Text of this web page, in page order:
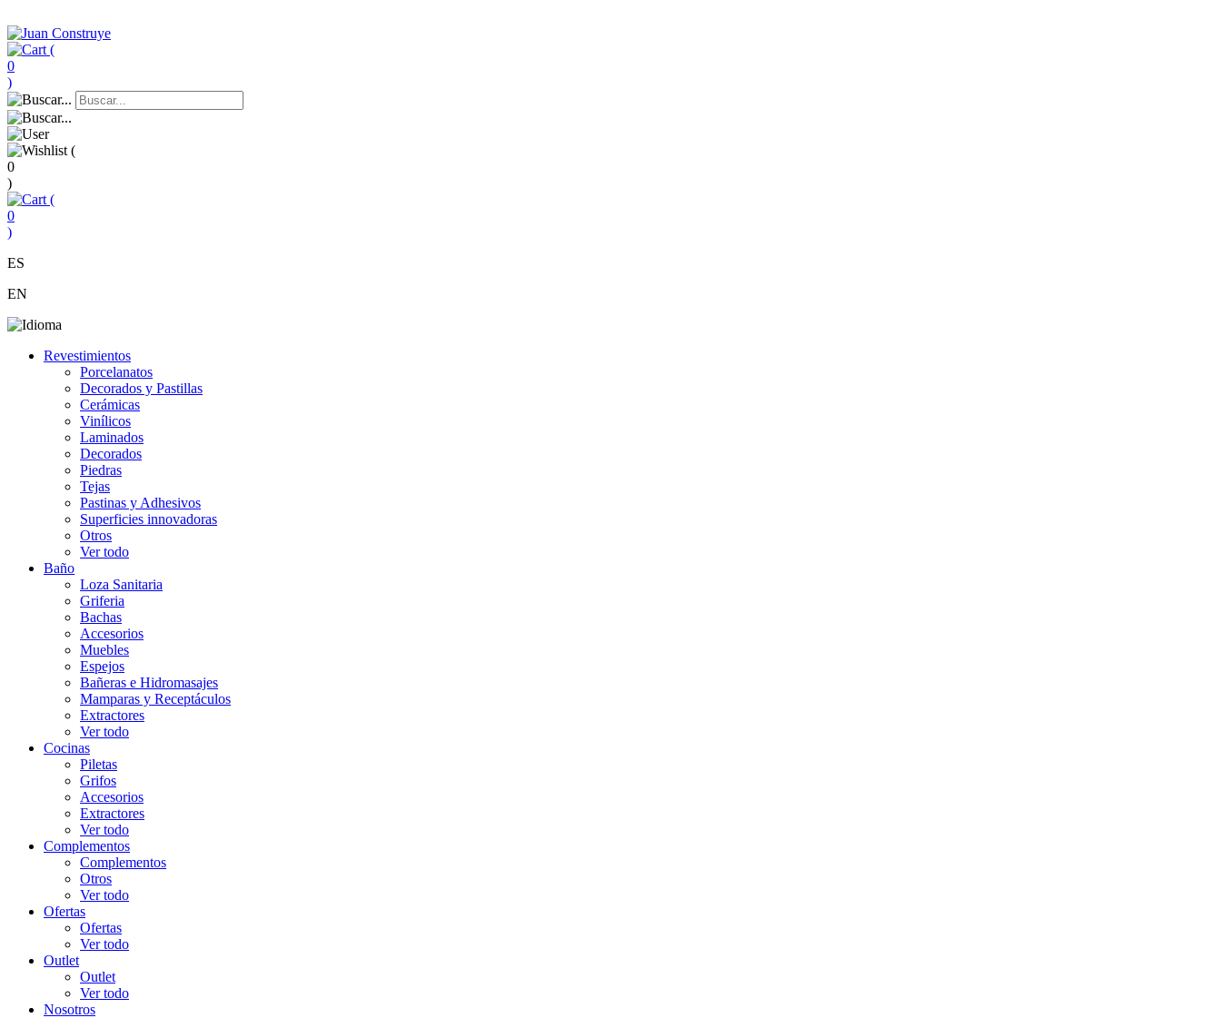
(
0
)
(
0
)
(
0
)
ES
EN
Revestimientos
Porcelanatos
Decorados y Pastillas
Cerámicas
Vinílicos
Laminados
Decorados
Piedras
Tejas
Pastinas y Adhesivos
Superficies innovadoras
Otros
Ver todo
Baño
Loza Sanitaria
Griferia
Bachas
Accesorios
Muebles
Espejos
Bañeras e Hidromasajes
Mamparas y Receptáculos
Extractores
Ver todo
Cocinas
Piletas
Grifos
Accesorios
Extractores
Ver todo
Complementos
Complementos
Otros
Ver todo
Ofertas
Ofertas
Ver todo
Outlet
Outlet
Ver todo
Nosotros